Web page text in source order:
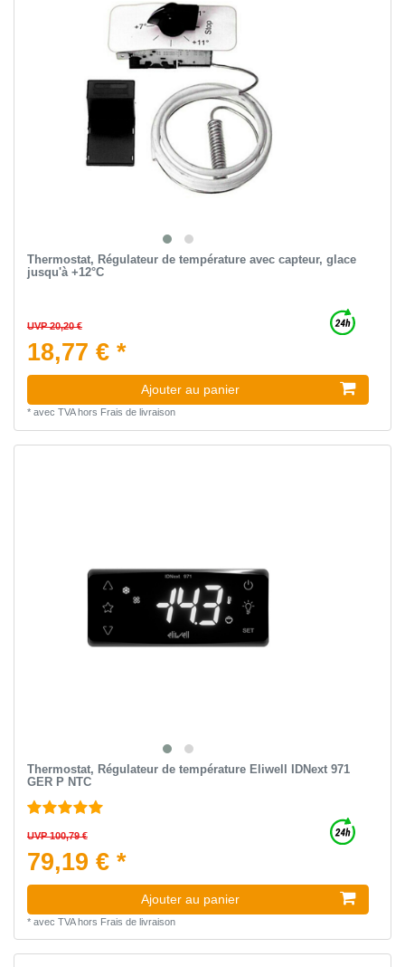
Thermostat, Régulateur de température avec capteur, glace
jusqu'à +12°C
UVP 20,20 €
18,77 € *
Ajouter au panier
* avec TVAhors Frais de livraison
Thermostat, Régulateur de température Eliwell IDNext 971
GER P NTC
UVP 100,79 €
79,19 € *
Ajouter au panier
* avec TVAhors Frais de livraison